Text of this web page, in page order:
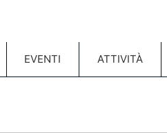
EVENTI ATTIVITÀ